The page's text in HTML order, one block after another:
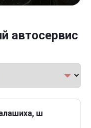
автосервис
ш